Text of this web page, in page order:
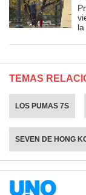
TEMAS
LOS PUMAS 7S
SEVEN DE HONG